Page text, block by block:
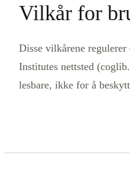
Vilkår for
Disse vilkårene
Institutes nettsted
lesbare, ikke for å